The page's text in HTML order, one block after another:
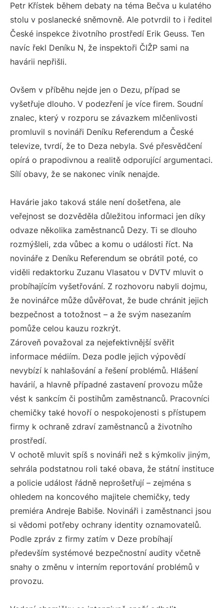
Petr Křístek během debaty na téma Bečva u kulatého
stolu v poslanecké sněmovně. Ale potvrdil to i ředitel
České inspekce životního prostředí Erik Geuss. Ten
navíc řekl Deníku N, že inspektoři ČIŽP sami na
havárii nepřišli.
Ovšem v příběhu nejde jen o Dezu, případ se
vyšetřuje dlouho. V podezření je více firem. Soudní
znalec, který v rozporu se závazkem mlčenlivosti
promluvil s novináři Deníku Referendum a České
televize, tvrdí, že to Deza nebyla. Své přesvědčení
opírá o prapodivnou a realitě odporující argumentaci.
Sílí obavy, že se nakonec viník nenajde.
Havárie jako taková stále není došetřena, ale
veřejnost se dozvěděla důležitou informaci jen díky
odvaze několika zaměstnanců Dezy. Ti se dlouho
rozmýšleli, zda vůbec a komu o události říct. Na
novináře z Deníku Referendum se obrátil poté, co
viděli redaktorku Zuzanu Vlasatou v DVTV mluvit o
probíhajícím vyšetřování. Z rozhovoru nabyli dojmu,
že novinářce může důvěřovat, že bude chránit jejich
bezpečnost a totožnost – a že svým nasezaním
pomůže celou kauzu rozkrýt.
Zároveň považoval za nejefektivnější svěřit
informace médiím. Deza podle jejich výpovědí
nevybízí k nahlašování a řešení problémů. Hlášení
havárií, a hlavně případné zastavení provozu může
vést k sankcím či postihům zaměstnanců. Pracovníci
chemičky také hovoří o nespokojenosti s přístupem
firmy k ochraně zdraví zaměstnanců a životního
prostředí.
V ochotě mluvit spíš s novináři než s kýmkoliv jiným,
sehrála podstatnou roli také obava, že státní instituce
a policie událost řádně neprošetřují – zejména s
ohledem na koncového majitele chemičky, tedy
premiéra Andreje Babiše. Novináři i zaměstnanci jsou
si vědomi potřeby ochrany identity oznamovatelů.
Podle zpráv z firmy zatím v Deze probíhají
především systémové bezpečnostní audity včetně
snahy o změnu v interním reportování problémů v
provozu.